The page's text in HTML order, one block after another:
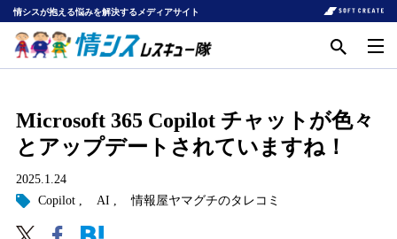
情シスが抱える悩みを解決するメディアサイト
Microsoft 365 Copilot チャットが色々
とアップデートされていますね！
2025.1.24
Copilot
AI 情報屋ヤマグチのタレコミ